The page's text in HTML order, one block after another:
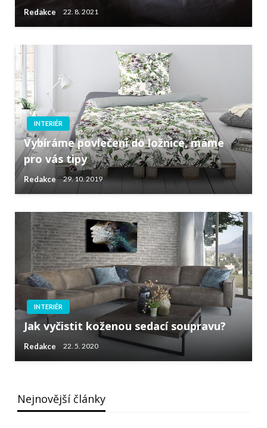
Redakce 22. 8. 2021
INTERIÉR
Vybíráme povlečení do ložnice, máme
pro vás tipy
Redakce 29. 10. 2019
INTERIÉR
Jak vyčistit koženou sedací soupravu?
Redakce 22. 5. 2020
Nejnovější články